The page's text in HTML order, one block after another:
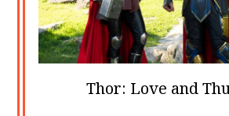
Thor: Love and